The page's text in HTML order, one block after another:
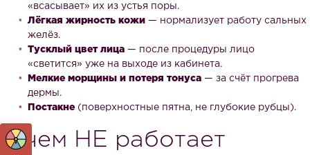
«всасывает» их из устья поры.
Лёгкая жирность кожи — нормализует работу сальных
желёз.
Тусклый цвет лица — после процедуры лицо
«светится» уже на выходе из кабинета.
Мелкие морщины и потеря тонуса — за счёт прогрева
дермы.
Постакне (поверхностные пятна, не глубокие рубцы).
С чем НЕ работает